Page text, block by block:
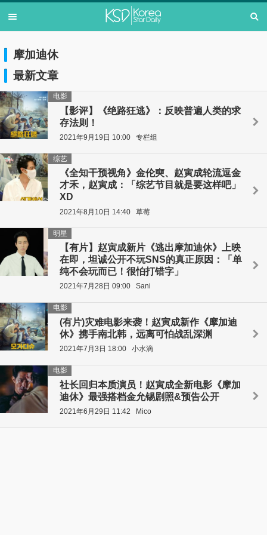
摩加迪休
最新文章
【影评】《绝路狂逃》：反映普遍人类的求
存法则！
电影
2021年9月19日 10:00 专栏组
《全知干预视角》金伦奭、赵寅成轮流逗金
才禾，赵寅成：「综艺节目就是要这样吧」
XD
综艺
2021年8月10日 14:40 草莓
【有片】赵寅成新片《逃出摩加迪休》上映
在即，坦诚公开不玩SNS的真正原因：「单
纯不会玩而已！很怕打错字」
明星
2021年7月28日 09:00 Sani
(有片)灾难电影来袭！赵寅成新作《摩加迪
休》携手南北韩，远离可怕战乱深渊
电影
2021年7月3日 18:00 小水滴
社长回归本质演员！赵寅成全新电影《摩加
迪休》最强搭档金允锡剧照&预告公开
电影
2021年6月29日 11:42 Mico